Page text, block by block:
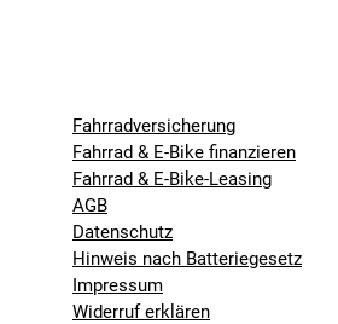
Fahrradversicherung
Fahrrad & E-Bike finanzieren
Fahrrad & E-Bike-Leasing
AGB
Datenschutz
Hinweis nach Batteriegesetz
Impressum
Widerruf erklären